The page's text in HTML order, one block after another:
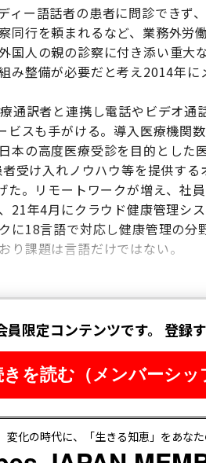
ィー語話者の患者に問診できず
同行を頼まれるなど、業務外労
国人の親の診察に付き添い重大
み整備が必要だと考え2014年に
通訳者と連携し電話やビデオ通
スも手がける。導入医療機関
本の高度医療受診を目的とした
受け入れノウハウ等を提供す
た。リモートワークが増え、社
21年4月にクラウド健康管理シ
に18言語で対応し健康管理の
り課題は言語だけではない。